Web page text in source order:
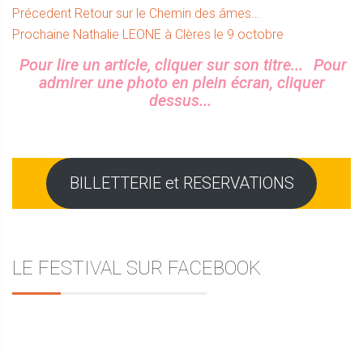
Navigation
de
l’article
Précedent Article
précédent :
Retour sur le Chemin des âmes…
Prochaine Article
Nathalie LEONE à Clères le 9 octobre
Sidebar
Pour lire un article, cliquer sur son titre...
Pour
admirer une photo en plein écran, cliquer
dessus...
BILLETTERIE et RESERVATIONS
LE FESTIVAL SUR FACEBOOK